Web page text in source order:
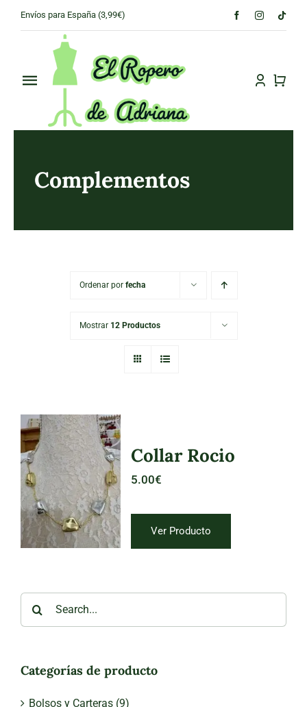
Envíos para España (3,99€)
Toggle
Navigation
PRINCIPAL
Complementos
Ordenar por fecha
Mostrar 12 Productos
Collar Rocio
Collar Rocio
5.00€
Ver Producto
Categorías de producto
Bolsos y Carteras (9)